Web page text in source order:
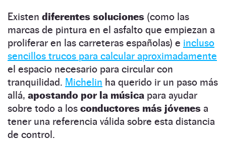
Existen diferentes soluciones (como las
marcas de pintura en el asfalto que empiezan a
proliferar en las carreteras españolas) e incluso
sencillos trucos para calcular aproximadamente
el espacio necesario para circular con
tranquilidad. Michelin ha querido ir un paso más
allá, apostando por la música para ayudar
sobre todo a los conductores más jóvenes a
tener una referencia válida sobre esta distancia
de control.